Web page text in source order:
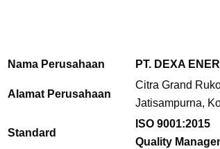
Nama Perusahaan PT. DEXA
Alamat Perusahaan
Citra Grand
Jatisampurna,
Standard
ISO 9001:2015
Quality